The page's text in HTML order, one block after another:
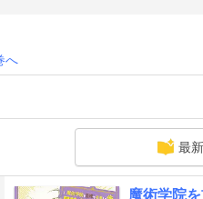
へ
最
魔術学院